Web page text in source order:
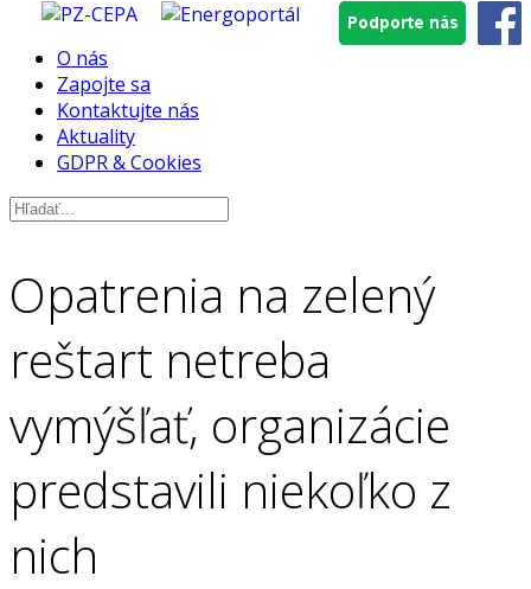
O nás
Zapojte sa
Kontaktujte nás
Aktuality
GDPR & Cookies
Opatrenia na zelený
reštart netreba
vymýšľať, organizácie
predstavili niekoľko z
nich